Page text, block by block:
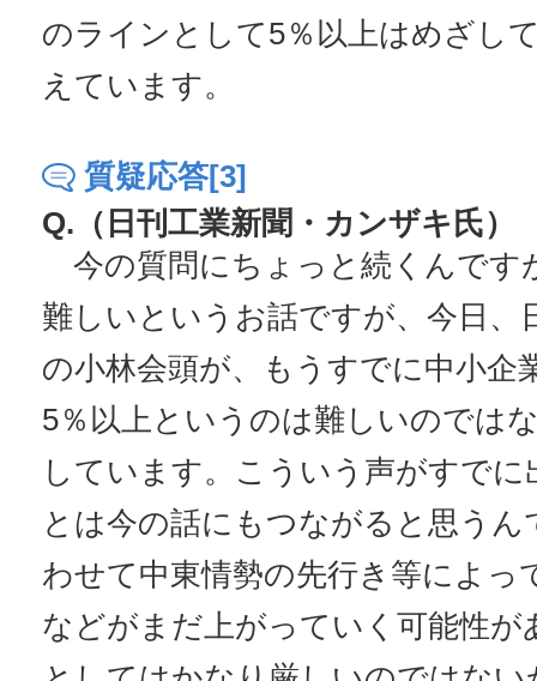
のラインとして5％以上はめざし
えています。
質疑応答[3]
Q.（日刊工業新聞・カンザキ氏）
今の質問にちょっと続くんです
難しいというお話ですが、今日、
の小林会頭が、もうすでに中小企
5％以上というのは難しいのでは
しています。こういう声がすで
とは今の話にもつながると思う
わせて中東情勢の先行き等によっ
などがまだ上がっていく可能性が